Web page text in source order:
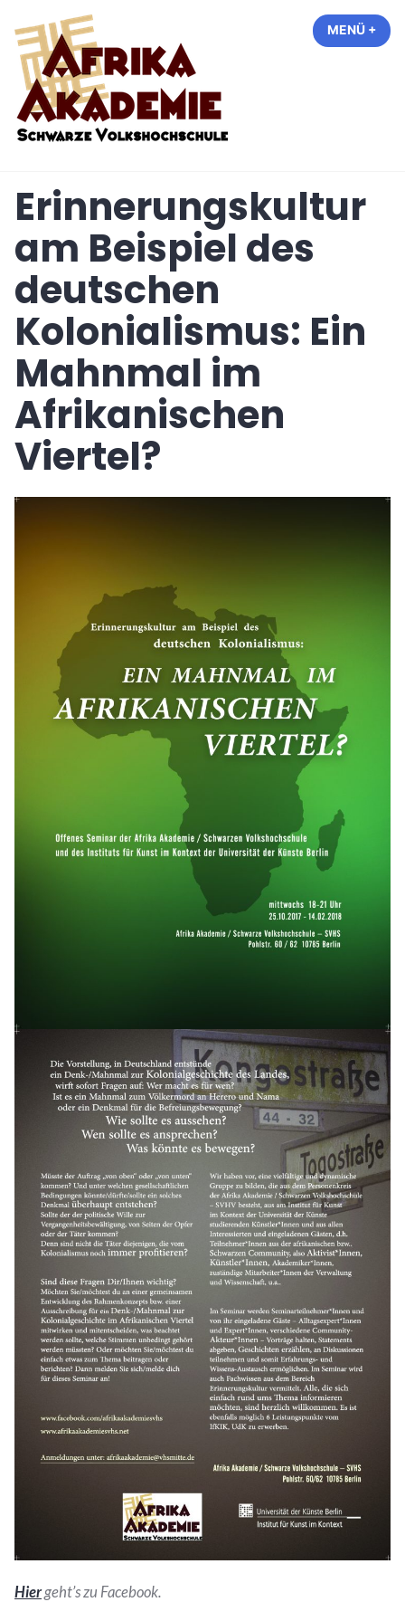
Inhalt
springen
MENÜ +
Erinnerungskultur
am Beispiel des
deutschen
Kolonialismus: Ein
Mahnmal im
Afrikanischen
Viertel?
Hiergeht’s zu Facebook.